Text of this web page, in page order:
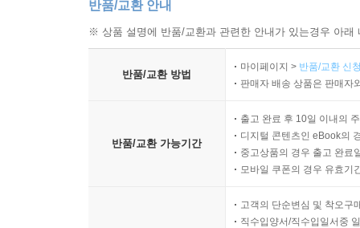
반품/교환 안내
※ 상품 설명에 반품/교환과 관련한 안내가 있는경우 아
반품/교환 방법
마이페이지 > 반품/교환 신
판매자 배송 상품은 판매자
반품/교환 가능기간
출고 완료 후 10일 이내의
디지털 콘텐츠인 eBook의
중고상품의 경우 출고 완료
모바일 쿠폰의 경우 유효기
고객의 단순변심 및 착오구
직수입양서/직수입일서중